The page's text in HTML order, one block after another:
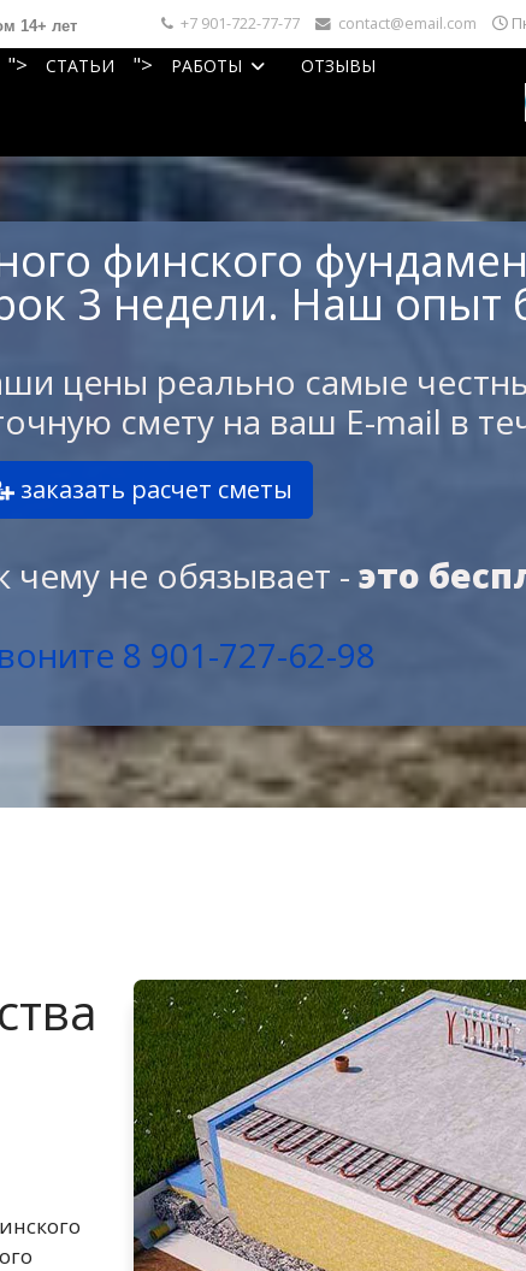
14+ лет +7 901-722-77-77 contact@email.com
"> СТАТЬИ "> РАБОТЫ ОТЗЫВЫ
финского
3 недели. Наш опыт
цены реально самые
смету на ваш E-mail в
заказать расчет сметы
чему не обязывает - это
8 901-727-62-98